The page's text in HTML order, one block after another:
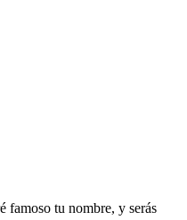
famoso tu nombre, y serás